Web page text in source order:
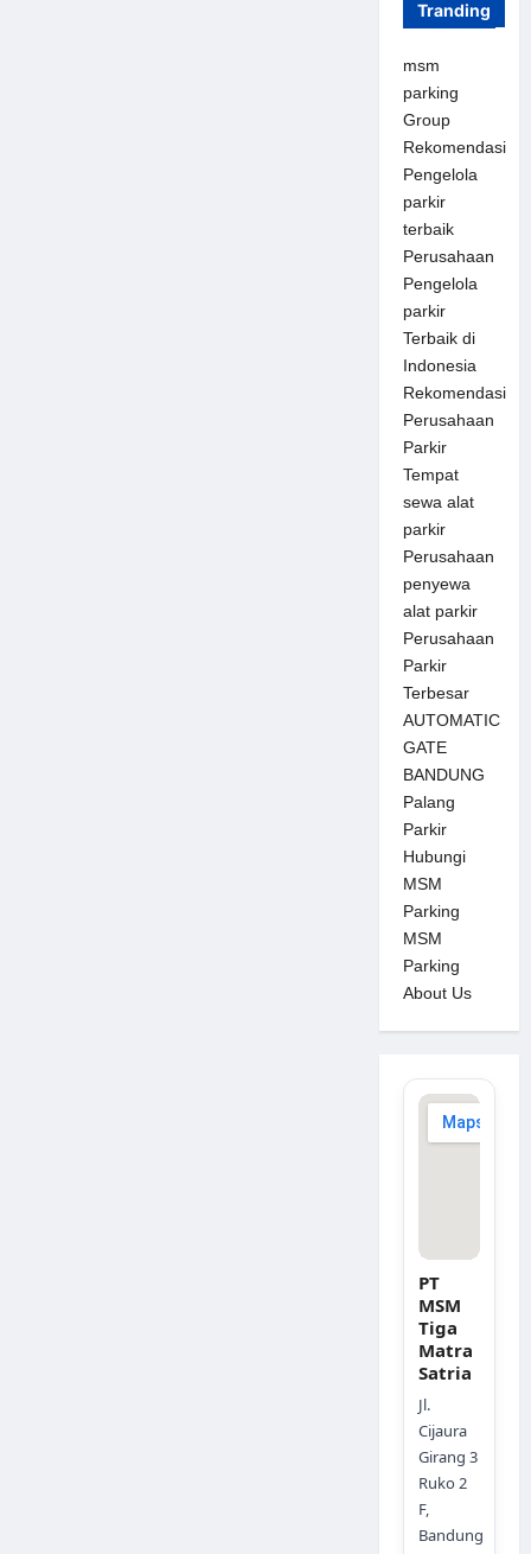
Tranding
msm
parking
Group
Rekomendasi
Pengelola
parkir
terbaik
Perusahaan
Pengelola
parkir
Terbaik di
Indonesia
Rekomendasi
Perusahaan
Parkir
Tempat
sewa alat
parkir
Perusahaan
penyewa
alat parkir
Perusahaan
Parkir
Terbesar
AUTOMATIC
GATE
BANDUNG
Palang
Parkir
Hubungi
MSM
Parking
MSM
Parking
About Us
PT
MSM
Tiga
Matra
Satria
Jl.
Cijaura
Girang 3
Ruko 2
F,
Bandung